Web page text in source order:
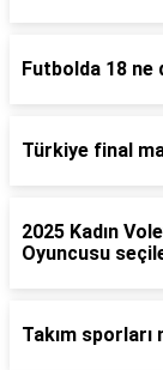
Futbolda 18 ne
Türkiye final
2025 Kadın
Oyuncusu
Takım sporları